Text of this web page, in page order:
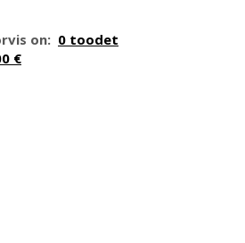
on: 0 toodet
€